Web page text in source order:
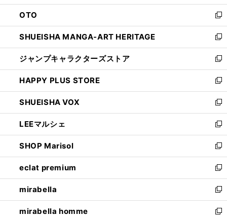
ウ
で
開
く
ン
ド
ウ
で
開
く
OTO
新
し
い
ウ
ィ
ン
ド
ウ
で
開
く
SHUEISHA MANGA-ART HERITAGE
新
し
い
ウ
ィ
ン
ド
ウ
で
開
く
ジャンプキャラクターズストア
新
し
い
ウ
ィ
ン
ド
ウ
で
開
く
HAPPY PLUS STORE
新
し
い
ウ
ィ
ン
ド
ウ
で
開
く
SHUEISHA VOX
新
し
い
ウ
ィ
ン
ド
ウ
で
開
く
LEEマルシェ
新
し
い
ウ
ィ
ン
ド
ウ
で
SHOP Marisol
新
し
い
ウ
ィ
ン
ド
eclat premium
新
し
い
ウ
ィ
mirabella
新
し
い
mirabella homme
新